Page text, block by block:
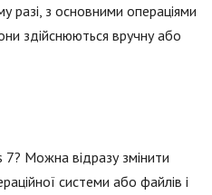
разі, з основними операціями
здійснюються вручну або
7? Можна відразу змінити
системи або файлів і